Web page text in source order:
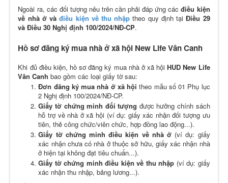
Ngoài ra, các đối tượng nêu trên cần phải đáp ứng cácđiều kiện
về nhà ở vàđiều kiện về thu nhập theo quy định tạiĐiều 29
và Điều 30 Nghị định 100/2024/NĐ-CP.
Hồ sơ đăng ký mua nhà ở xã hội New Life Vân Canh
Khi đủ điều kiện, hồ sơ đăng ký mua nhà ở xã hộiHUD New Life
Vân Canh bao gồm các loại giấy tờ sau:
Đơn đăng ký mua nhà ở xã hội theo mẫu số 01 Phụ lục
2 Nghị định 100/2024/NĐ-CP.
Giấy tờ chứng minh đối tượng được hưởng chính sách
hỗ trợ về nhà ở xã hội (ví dụ: giấy xác nhận đối tượng ưu
tiên, thẻ công chức/viên chức, hợp đồng lao động...).
Giấy tờ chứng minh điều kiện về nhà ở(ví dụ: giấy
xác nhận chưa có nhà ở thuộc sở hữu, giấy xác nhận nhà
ở hiện tại không đạt tiêu chuẩn...).
Giấy tờ chứng minh điều kiện về thu nhập (ví dụ: giấy
xác nhận thu nhập, bảng lương...).